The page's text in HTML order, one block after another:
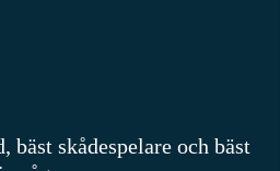
bäst skådespelare och bäst